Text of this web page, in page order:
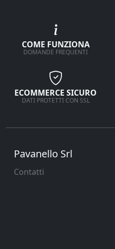
COME FUNZIONA
DOMANDE FREQUENTI
ECOMMERCE SICURO
DATI PROTETTI CON SSL
Pavanello Srl
Contatti